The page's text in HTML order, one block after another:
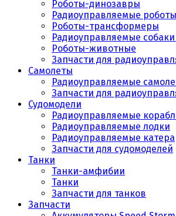
Роботы-динозавры
Радиоуправляемые роботы
Роботы-трансформеры
Радиоуправляемые
Роботы-животные
Запчасти для
Самолеты
Радиоуправляемые
Запчасти для
Судомодели
Радиоуправляемые
Радиоуправляемые лодки
Радиоуправляемые катера
Запчасти для судомоделей
Танки
Танки-амфибии
Танки
Запчасти для танков
Запчасти